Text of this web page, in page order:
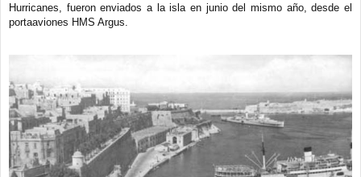
Hurricanes, fueron enviados a la isla en junio del mismo año, desde el
portaaviones HMS Argus.